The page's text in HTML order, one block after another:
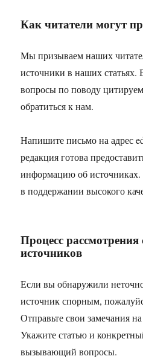
Как читатели могут
Мы призываем наших
источники в наших статьях.
вопросы по поводу
обратиться к нам.
Напишите письмо на адрес
редакция готова
информацию об
в поддержании высокого
Процесс
источников
Если вы обнаружили
источник спорным,
Отправьте свои замечания
Укажите статью и
вызывающий вопросы.